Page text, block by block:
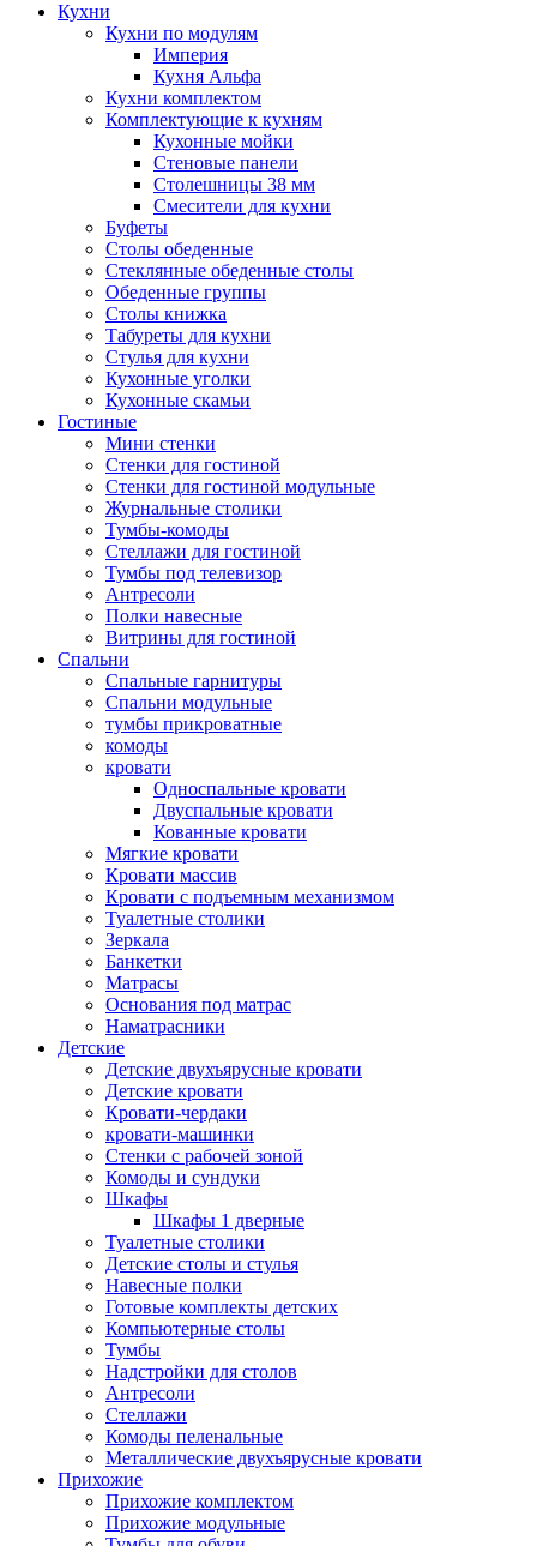
Кухни
Кухни по модулям
Империя
Кухня Альфа
Кухни комплектом
Комплектующие к кухням
Кухонные мойки
Стеновые панели
Столешницы 38 мм
Смесители для кухни
Буфеты
Столы обеденные
Стеклянные обеденные столы
Обеденные группы
Столы книжка
Табуреты для кухни
Стулья для кухни
Кухонные уголки
Кухонные скамьи
Гостиные
Мини стенки
Стенки для гостиной
Стенки для гостиной модульные
Журнальные столики
Тумбы-комоды
Стеллажи для гостиной
Тумбы под телевизор
Антресоли
Полки навесные
Витрины для гостиной
Спальни
Спальные гарнитуры
Спальни модульные
тумбы прикроватные
комоды
кровати
Односпальные кровати
Двуспальные кровати
Кованные кровати
Мягкие кровати
Кровати массив
Кровати с подъемным механизмом
Туалетные столики
Зеркала
Банкетки
Матрасы
Основания под матрас
Наматрасники
Детские
Детские двухъярусные кровати
Детские кровати
Кровати-чердаки
кровати-машинки
Стенки с рабочей зоной
Комоды и сундуки
Шкафы
Шкафы 1 дверные
Туалетные столики
Детские столы и стулья
Навесные полки
Готовые комплекты детских
Компьютерные столы
Тумбы
Надстройки для столов
Антресоли
Стеллажи
Комоды пеленальные
Металлические двухъярусные кровати
Прихожие
Прихожие комплектом
Прихожие модульные